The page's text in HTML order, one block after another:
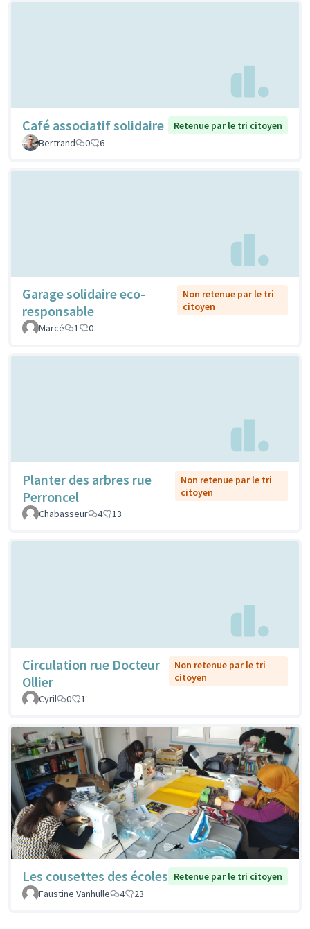
Café associatif solidaire
Retenue par le tri citoyen
Bertrand
0 6
Garage solidaire eco-
responsable
Non retenue par le tri
citoyen
Marcé
1 0
Planter des arbres rue
Perroncel
Non retenue par le tri
citoyen
Chabasseur
4 13
Circulation rue Docteur
Ollier
Non retenue par le tri
citoyen
Cyril
0 1
Les cousettes des écoles Retenue par le tri citoyen
Faustine Vanhulle
4 23